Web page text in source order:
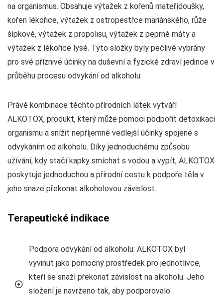
na organismus. Obsahuje výtažek z kořenů mateřídoušky,
kořen lékořice, výtažek z ostropestřce mariánského, růže
šípkové, výtažek z propolisu, výtažek z peprné máty a
výtažek z lékořice lysé. Tyto složky byly pečlivě vybrány
pro své příznivé účinky na duševní a fyzické zdraví jedince v
průběhu procesu odvykání od alkoholu.
Právě kombinace těchto přírodních látek vytváří
ALKOTOX, produkt, který může pomoci podpořit detoxikaci
organismu a snížit nepříjemné vedlejší účinky spojené s
odvykáním od alkoholu. Díky jednoduchému způsobu
užívání, kdy stačí kapky smíchat s vodou a vypít, ALKOTOX
poskytuje jednoduchou a přírodní cestu k podpoře těla v
jeho snaze překonat alkoholovou závislost.
Terapeutické indikace
Podpora odvykání od alkoholu: ALKOTOX byl
vyvinut jako pomocný prostředek pro jednotlivce,
kteří se snaží překonat závislost na alkoholu. Jeho
složení je navrženo tak, aby podporovalo